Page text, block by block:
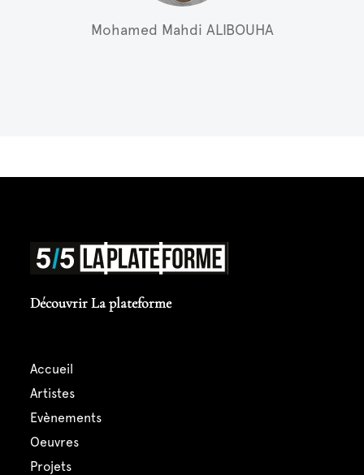
Mohamed Mahdi ALIBOUHA
Découvrir La plateforme
accueil
artistes
evènements
oeuvres
projets